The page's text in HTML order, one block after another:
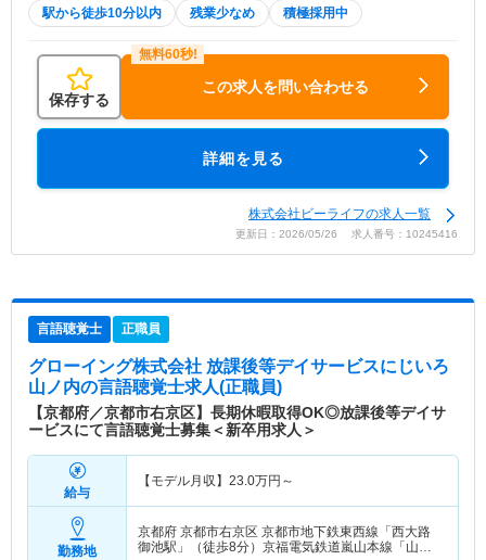
駅から徒歩10分以内 残業少なめ 積極採用中
保存する
この求人を問い合わせる
詳細を見る
株式会社ビーライフの求人一覧
更新日：2026/05/26 求人番号：10245416
言語聴覚士 正職員
グローイング株式会社 放課後等デイサービスにじいろ
山ノ内の言語聴覚士求人(正職員)
【京都府／京都市右京区】長期休暇取得OK◎放課後等デイサ
ービスにて言語聴覚士募集＜新卒用求人＞
給与
【モデル月収】 23.0万円～
勤務地
京都府 京都市右京区 京都市地下鉄東西線「西大路
御池駅」（徒歩8分）京福電気鉄道嵐山本線「山ノ